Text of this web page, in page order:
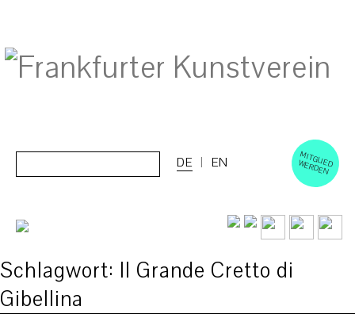
M
ITGLIED W
ERD
EN
DE EN
Schlagwort: Il Grande Cretto di
Gibellina